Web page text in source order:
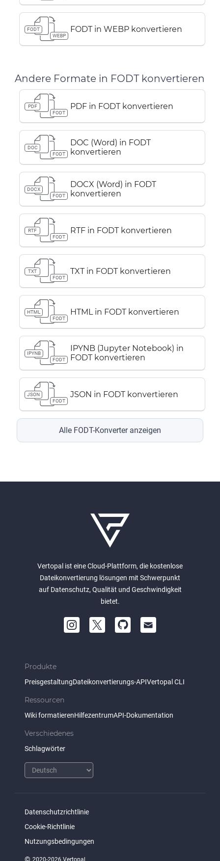
FODT
WEBP
FODT in WEBP konvertieren
Andere Formate in FODT konvertieren
PDF
FODT
PDF in FODT konvertieren
DOC
FODT
DOC (Word) in FODT
konvertieren
DOCX
FODT
DOCX (Word) in FODT
konvertieren
RTF
FODT
RTF in FODT konvertieren
TXT
FODT
TXT in FODT konvertieren
HTML
FODT
HTML in FODT konvertieren
IPYNB
FODT
IPYNB (Jupyter Notebook) in
FODT konvertieren
JSON
FODT
JSON in FODT konvertieren
Alle FODT-Konverter anzeigen
Vertopal ist eine Cloud-Plattform, die kostenlose
Dateikonvertierung lösungen mit Schwerpunkt
auf Datenschutz, Qualität und Geschwindigkeit
bietet.
Produkte
PreisgestaltungDateikonvertierungs-APIVertopal CLI
Ressourcen
Wiki formatierenHilfezentrumAPI-Dokumentation
Verschiedenes
Schlagwörter
Datenschutzrichtlinie
Cookie-Richtlinie
Nutzungsbedingungen
2020-2026 Vertopal